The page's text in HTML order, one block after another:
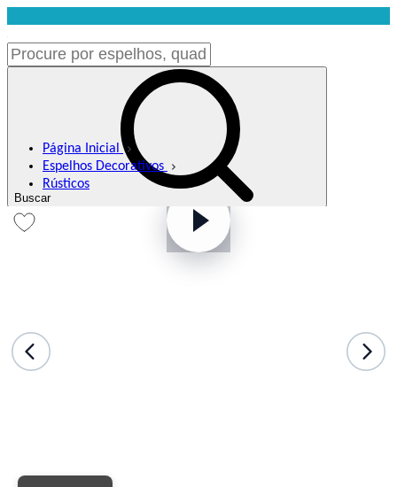
Buscar
Meus Favoritos
Página Inicial
Espelhos Decorativos
Rústicos